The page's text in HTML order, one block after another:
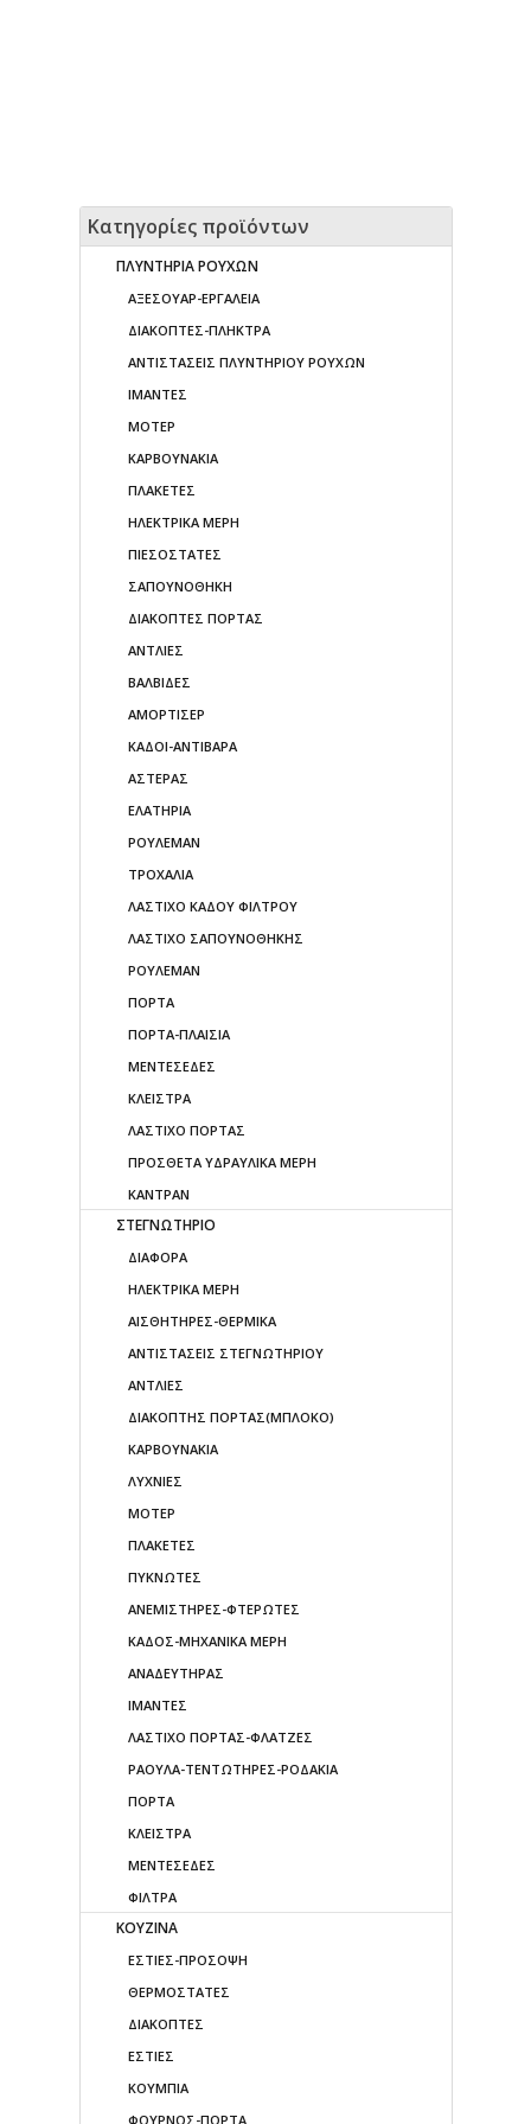
Κατηγορίες προϊόντων
ΠΛΥΝΤΗΡΙΑ ΡΟΥΧΩΝ
ΑΞΕΣΟΥΑΡ-ΕΡΓΑΛΕΙΑ
ΔΙΑΚΟΠΤΕΣ-ΠΛΗΚΤΡΑ
ΑΝΤΙΣΤΑΣΕΙΣ ΠΛΥΝΤΗΡΙΟΥ ΡΟΥΧΩΝ
ΙΜΑΝΤΕΣ
ΜΟΤΕΡ
ΚΑΡΒΟΥΝΑΚΙΑ
ΠΛΑΚΕΤΕΣ
ΗΛΕΚΤΡΙΚΑ ΜΕΡΗ
ΠΙΕΣΟΣΤΑΤΕΣ
ΣΑΠΟΥΝΟΘΗΚΗ
ΔΙΑΚΟΠΤΕΣ ΠΟΡΤΑΣ
ΑΝΤΛΙΕΣ
ΒΑΛΒΙΔΕΣ
ΑΜΟΡΤΙΣΕΡ
ΚΑΔΟΙ-ΑΝΤΙΒΑΡΑ
ΑΣΤΕΡΑΣ
ΕΛΑΤΗΡΙΑ
ΡΟΥΛΕΜΑΝ
ΤΡΟΧΑΛΙΑ
ΛΑΣΤΙΧΟ ΚΑΔΟΥ ΦΙΛΤΡΟΥ
ΛΑΣΤΙΧΟ ΣΑΠΟΥΝΟΘΗΚΗΣ
ΡΟΥΛΕΜΑΝ
ΠΟΡΤΑ
ΠΟΡΤΑ-ΠΛΑΙΣΙΑ
ΜΕΝΤΕΣΕΔΕΣ
ΚΛΕΙΣΤΡΑ
ΛΑΣΤΙΧΟ ΠΟΡΤΑΣ
ΠΡΟΣΘΕΤΑ ΥΔΡΑΥΛΙΚΑ ΜΕΡΗ
ΚΑΝΤΡΑΝ
ΣΤΕΓΝΩΤΗΡΙΟ
ΔΙΑΦΟΡΑ
ΗΛΕΚΤΡΙΚΑ ΜΕΡΗ
ΑΙΣΘΗΤΗΡΕΣ-ΘΕΡΜΙΚΑ
ΑΝΤΙΣΤΑΣΕΙΣ ΣΤΕΓΝΩΤΗΡΙΟΥ
ΑΝΤΛΙΕΣ
ΔΙΑΚΟΠΤΗΣ ΠΟΡΤΑΣ(ΜΠΛΟΚΟ)
ΚΑΡΒΟΥΝΑΚΙΑ
ΛΥΧΝΙΕΣ
ΜΟΤΕΡ
ΠΛΑΚΕΤΕΣ
ΠΥΚΝΩΤΕΣ
ΑΝΕΜΙΣΤΗΡΕΣ-ΦΤΕΡΩΤΕΣ
ΚΑΔΟΣ-ΜΗΧΑΝΙΚΑ ΜΕΡΗ
ΑΝΑΔΕΥΤΗΡΑΣ
ΙΜΑΝΤΕΣ
ΛΑΣΤΙΧΟ ΠΟΡΤΑΣ-ΦΛΑΤΖΕΣ
ΡΑΟΥΛΑ-ΤΕΝΤΩΤΗΡΕΣ-ΡΟΔΑΚΙΑ
ΠΟΡΤΑ
ΚΛΕΙΣΤΡΑ
ΜΕΝΤΕΣΕΔΕΣ
ΦΙΛΤΡΑ
ΚΟΥΖΙΝΑ
ΕΣΤΙΕΣ-ΠΡΟΣΟΨΗ
ΘΕΡΜΟΣΤΑΤΕΣ
ΔΙΑΚΟΠΤΕΣ
ΕΣΤΙΕΣ
ΚΟΥΜΠΙΑ
ΦΟΥΡΝΟΣ-ΠΟΡΤΑ